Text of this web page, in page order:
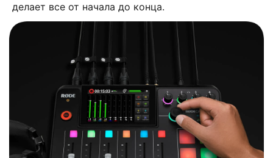
делает все от начала до конца.